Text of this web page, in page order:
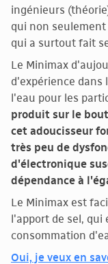
ingénieurs
qui non
qui a surtout fait
Le Minimax
d'expérience dans
l'eau pour les
produit sur le
cet adoucisseur
très peu de
d'électronique
dépendance à
Le Minimax est
l'apport de sel, qui
consommation
Oui, je veux en